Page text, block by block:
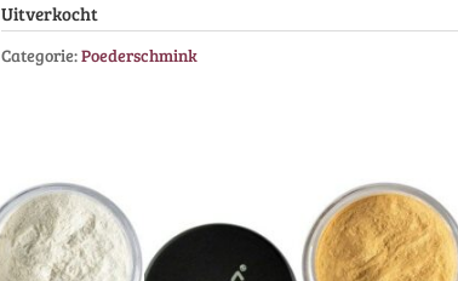
Uitverkocht
Categorie:Poederschmink